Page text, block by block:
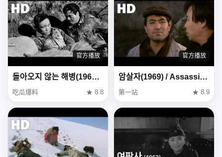
官方播放
돌아오지 않는 해병(1963) / The Marines Who Never Returned ( Dora-oji Anneun Haebyeong )
吃瓜爆料 ★ 8.8
官方播放
암살자(1969) / Assassin ( Amsalja )
第一站 ★ 8.9